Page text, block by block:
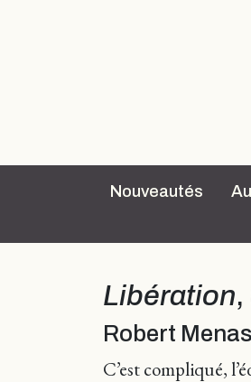
Nouveautés
Libération
Robert
C’est compliqué,